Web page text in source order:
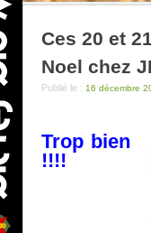
Ces 20 et
Noel chez
Publié le : 16 décembre
Trop bien
!!!!